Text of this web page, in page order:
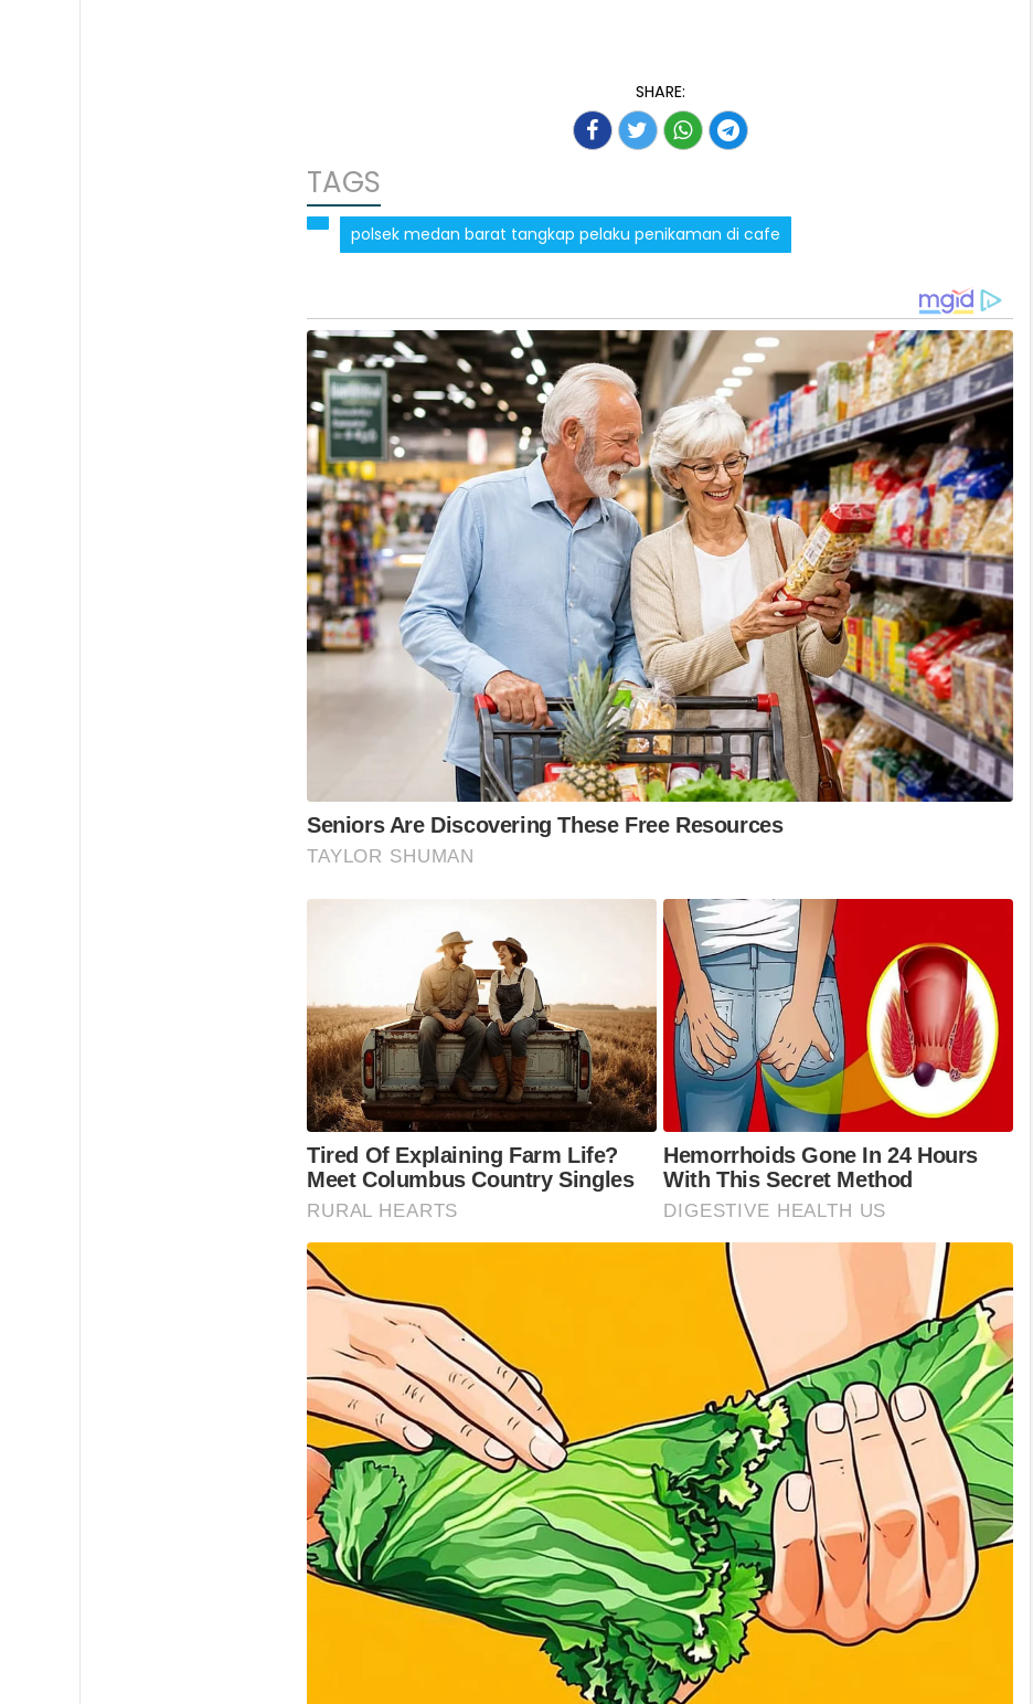
SHARE:
TAGS
polsek medan barat tangkap pelaku penikaman di cafe